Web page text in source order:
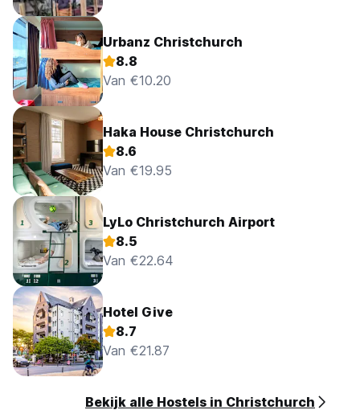
Urbanz Christchurch
8.8
Van €10.20
Haka House Christchurch
8.6
Van €19.95
LyLo Christchurch Airport
8.5
Van €22.64
Hotel Give
8.7
Van €21.87
Bekijk alle Hostels in Christchurch